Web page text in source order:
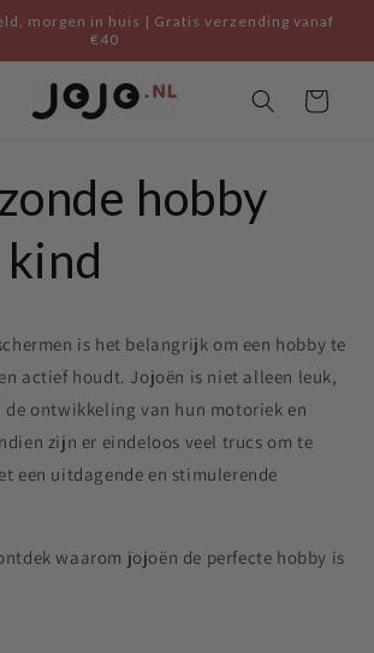
morgen in huis | Gratis verzending vanaf
€40
Cart
hobby
is het belangrijk om een hobby te
actief houdt. Jojoën is niet alleen leuk,
ontwikkeling van hun motoriek en
zijn er eindeloos veel trucs om te
een uitdagende en stimulerende
waarom jojoën de perfecte hobby is